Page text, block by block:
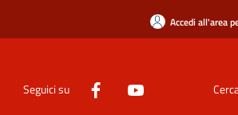
Accedi all'area
Seguici su